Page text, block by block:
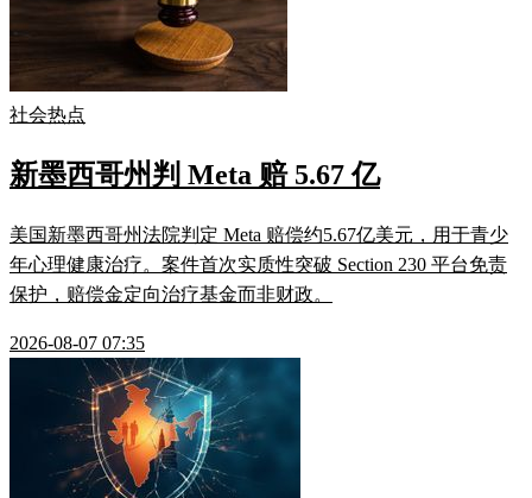
社会热点
新墨西哥州判 Meta 赔 5.67 亿
美国新墨西哥州法院判定 Meta 赔偿约5.67亿美元，用于青少
年心理健康治疗。案件首次实质性突破 Section 230 平台免责
保护，赔偿金定向治疗基金而非财政。
2026-08-07 07:35